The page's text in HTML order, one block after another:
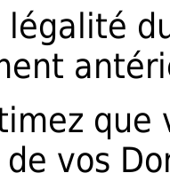
vos